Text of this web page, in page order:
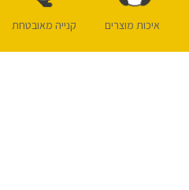
איכות מוצרים קנייה מאובטחת